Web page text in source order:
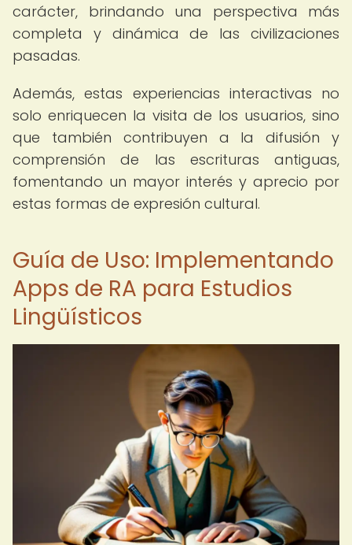
carácter, brindando una perspectiva más
completa y dinámica de las civilizaciones
pasadas.
Además, estas experiencias interactivas no
solo enriquecen la visita de los usuarios, sino
que también contribuyen a la difusión y
comprensión de las escrituras antiguas,
fomentando un mayor interés y aprecio por
estas formas de expresión cultural.
Guía de Uso: Implementando
Apps de RA para Estudios
Lingüísticos